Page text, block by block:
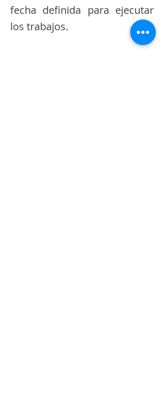
fecha definida para ejecutar
los trabajos.